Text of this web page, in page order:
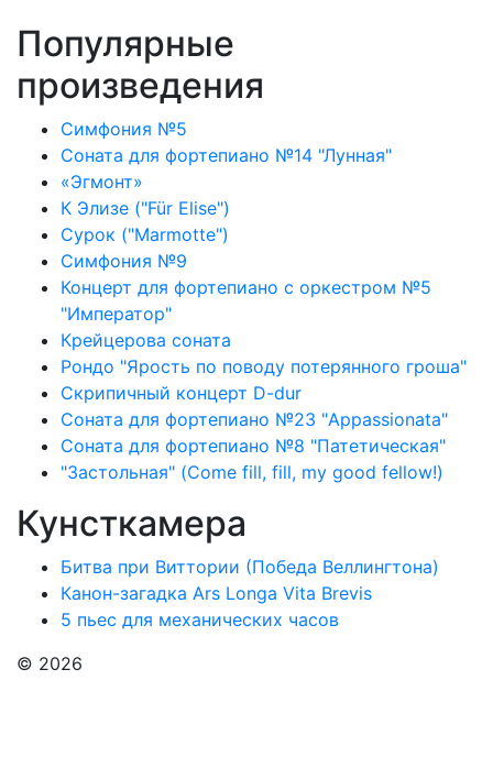
Популярные
произведения
Симфония №5
Соната для фортепиано №14 "Лунная"
«Эгмонт»
К Элизе ("Für Elise")
Сурок ("Marmotte")
Симфония №9
Концерт для фортепиано с оркестром №5
"Император"
Крейцерова соната
Рондо "Ярость по поводу потерянного гроша"
Скрипичный концерт D-dur
Соната для фортепиано №23 "Appassionata"
Соната для фортепиано №8 "Патетическая"
"Застольная" (Come fill, fill, my good fellow!)
Кунсткамера
Битва при Виттории (Победа Веллингтона)
Канон-загадка Ars Longa Vita Brevis
5 пьес для механических часов
© 2026